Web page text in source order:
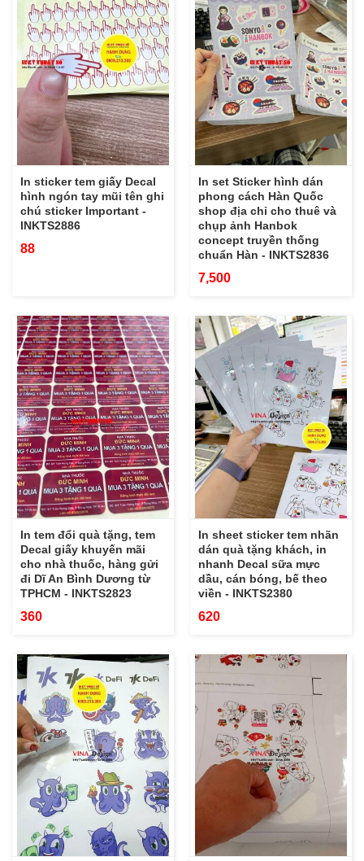
In sticker tem giấy Decal
hình ngón tay mũi tên ghi
chú sticker Important -
INKTS2886
88
In set Sticker hình dán
phong cách Hàn Quốc
shop địa chỉ cho thuê và
chụp ảnh Hanbok
concept truyền thống
chuẩn Hàn - INKTS2836
7,500
In tem đổi quà tặng, tem
Decal giấy khuyến mãi
cho nhà thuốc, hàng gửi
đi Dĩ An Bình Dương từ
TPHCM - INKTS2823
360
In sheet sticker tem nhãn
dán quà tặng khách, in
nhanh Decal sữa mực
dầu, cán bóng, bế theo
viền - INKTS2380
620